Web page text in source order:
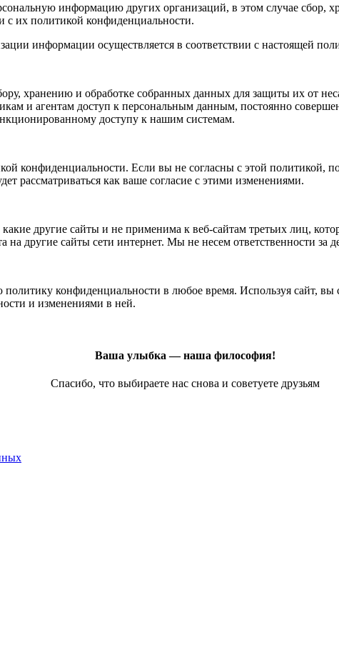
информацию других организаций, в этом случае сбор,
с их политикой конфиденциальности.
информации осуществляется в соответствии с настоящей
хранению и обработке собранных данных для защиты их от
и агентам доступ к персональным данным, постоянно
доступу к нашим системам.
конфиденциальности. Если вы не согласны с этой политикой,
рассматриваться как ваше согласие с этими изменениями.
другие сайты и не применима к веб-сайтам третьих лиц,
на другие сайты сети интернет. Мы не несем ответственности за
конфиденциальности в любое время. Используя сайт, вы
и изменениями в ней.
Ваша улыбка — наша философия!
Спасибо, что выбираете нас снова и советуете друзьям